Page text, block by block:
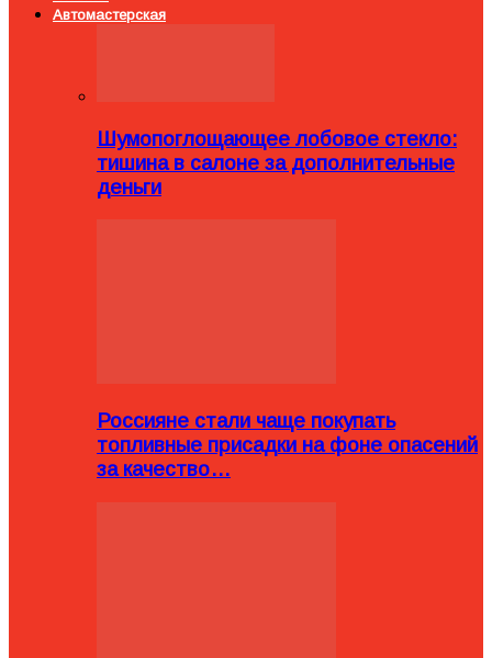
Автомастерская
Шумопоглощающее лобовое стекло:
тишина в салоне за дополнительные
деньги
Россияне стали чаще покупать
топливные присадки на фоне опасений
за качество…